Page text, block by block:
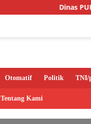
Dinas PUPRP
Otomatif Politik TNI/
Tentang Kami